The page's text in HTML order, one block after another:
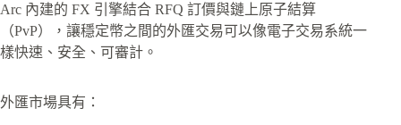
Arc 內建的 FX 引擎結合 RFQ 訂價與鏈上原子結算
（PvP），讓穩定幣之間的外匯交易可以像電子交易系統一
樣快速、安全、可審計。
外匯市場具有：